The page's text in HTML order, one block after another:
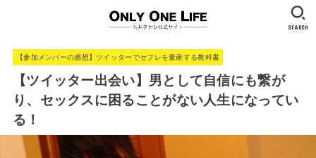
SEARCH
【参加メンバーの感想】ツイッターでセフレを量産する教科書
【ツイッター出会い】男として自信にも繋が
り、セックスに困ることがない人生になってい
る！